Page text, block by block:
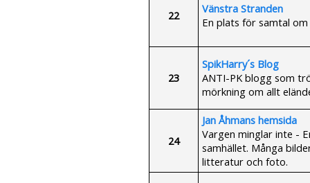
22
Vänstra Stranden
En plats för samtal
23
SpikHarry´s Blog
ANTI-PK blogg som
mörkning om allt
24
Jan Åhmans hemsida
Vargen minglar inte -
samhället. Många
litteratur och foto.